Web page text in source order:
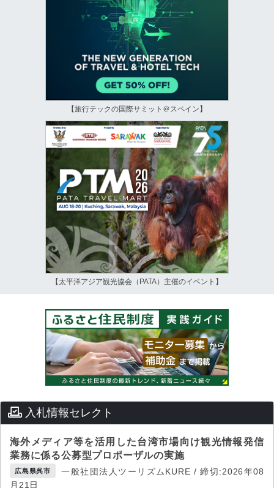
【旅行テックの国際サミット＠スペイン】
【太平洋アジア観光協会（PATA）主催のイベント】
入札情報セレクト
海外メディア等を活用した台湾市場向け観光情報発信
業務に係る公募型プロポーザルの実施
広島県呉市
一般社団法人ツーリズムKURE / 締切:2026年08
月21日